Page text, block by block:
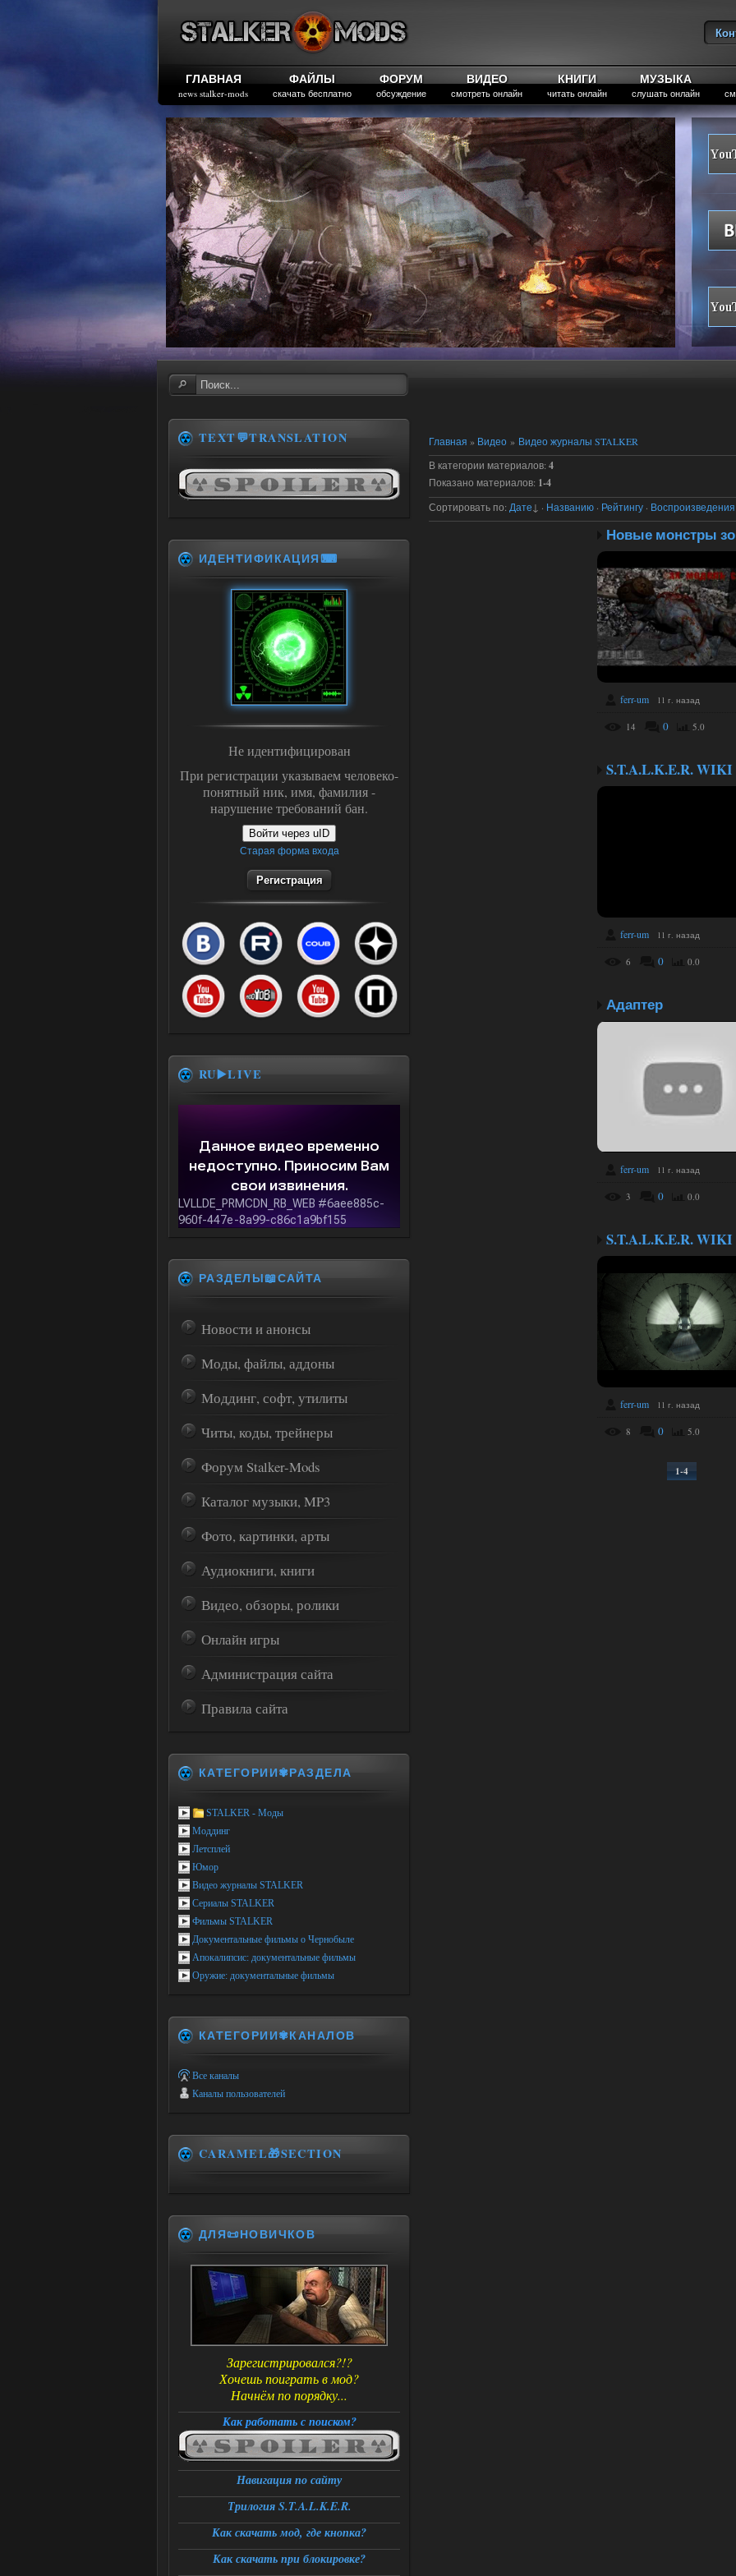
ГЛАВНАЯ
news stalker-mods
ФАЙЛЫ
скачать бесплатно
ФОРУМ
обсуждение
ВИДЕО
смотреть онлайн
КНИГИ
читать онлайн
МУЗЫКА
слушать онлайн
Главная » Видео » Видео журналы STALKER
В категории материалов: 4
Показано материалов: 1-4
Сортировать по: Дате ↓ · Названию · Рейтингу · Воспроизведения
Новые монстры
ferr-um 11 г. назад
14 0 5.0
S.T.A.L.K.E.R. WIKI
ferr-um 11 г. назад
6 0 0.0
Адаптер
ferr-um 11 г. назад
3 0 0.0
S.T.A.L.K.E.R. WIKI
ferr-um 11 г. назад
8 0 5.0
1-4
TEXT💬TRANSLATION
ИДЕНТИФИКАЦИЯ⌨
Не идентифицирован
При регистрации указываем человеко-
понятный ник, имя, фамилия -
нарушение требований бан.
Войти через uID
Старая форма входа
Регистрация
RU▶️LIVE
РАЗДЕЛЫ📖САЙТА
Новости и анонсы
Моды, файлы, аддоны
Моддинг, софт, утилиты
Читы, коды, трейнеры
Форум Stalker-Mods
Каталог музыки, MP3
Фото, картинки, арты
Аудиокниги, книги
Видео, обзоры, ролики
Онлайн игры
Администрация сайта
Правила сайта
КАТЕГОРИИ✾РАЗДЕЛА
STALKER - Моды
Моддинг
Летсплей
Юмор
Видео журналы STALKER
Сериалы STALKER
Фильмы STALKER
Документальные фильмы о Чернобыле
Апокалипсис: документальные фильмы
Оружие: документальные фильмы
КАТЕГОРИИ✾КАНАЛОВ
Все каналы
Каналы пользователей
CARAMEL🎁SECTION
ДЛЯ📜НОВИЧКОВ
Зарегистрировался?!?
Хочешь поиграть в мод?
Начнём по порядку...
Как работать с поиском?
Навигация по сайту
Трилогия S.T.A.L.K.E.R.
Как скачать мод, где кнопка?
Как скачать при блокировке?